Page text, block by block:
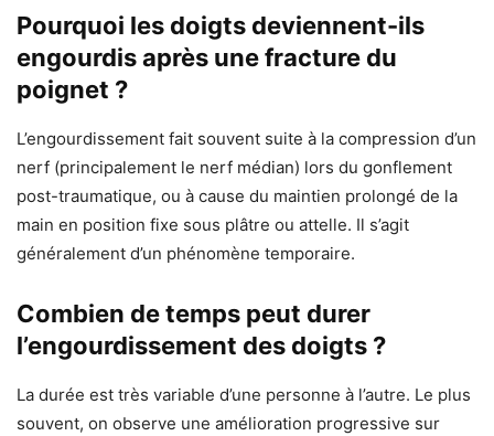
Pourquoi les doigts deviennent-ils
engourdis après une fracture du
poignet ?
L’engourdissement fait souvent suite à la compression d’un
nerf (principalement le nerf médian) lors du gonflement
post-traumatique, ou à cause du maintien prolongé de la
main en position fixe sous plâtre ou attelle. Il s’agit
généralement d’un phénomène temporaire.
Combien de temps peut durer
l’engourdissement des doigts ?
La durée est très variable d’une personne à l’autre. Le plus
souvent, on observe une amélioration progressive sur